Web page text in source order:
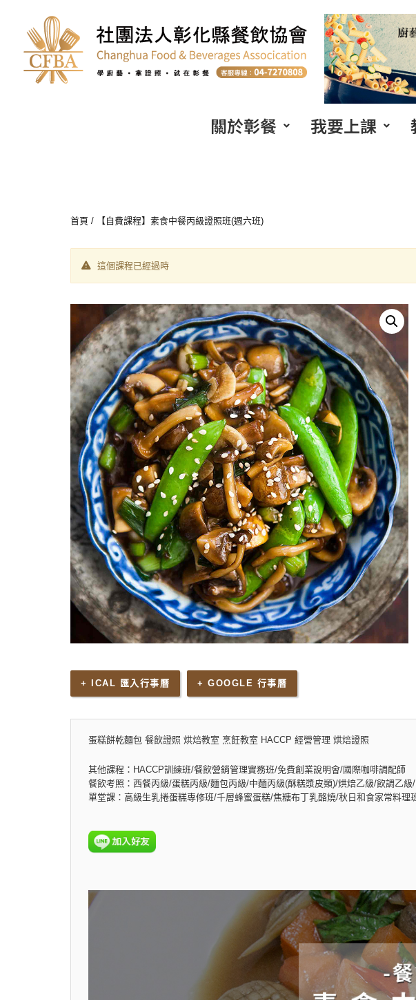
關於彰餐 我要上課
首頁 / 【自費課程】素食中餐丙級證照班(週六班)
這個課程已經過時
+ ICAL 匯入行事曆 + GOOGLE 行事曆
蛋糕餅乾麵包 餐飲證照 烘焙教室 烹飪教室 HACCP 經營管理 烘焙證照
其他課程：HACCP訓練班/餐飲營銷管理實務班/免費創業說明會/國際咖啡調配師
餐飲考照：西餐丙級/蛋糕丙級/麵包丙級/中麵丙級(酥糕漿皮類)/烘焙乙級/飲調乙
單堂課：高級生乳捲蛋糕專修班/千層蜂蜜蛋糕/焦糖布丁乳酪燒/秋日和食家常料